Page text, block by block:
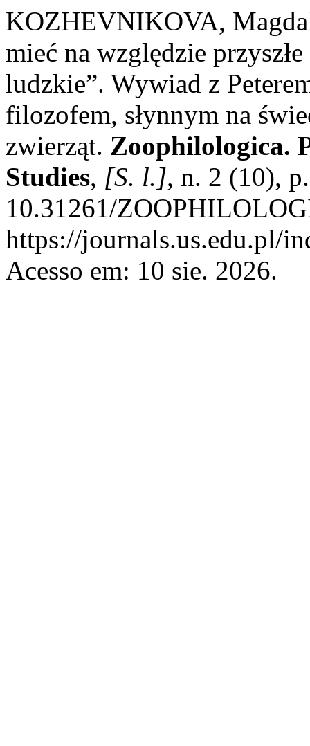
KOZHEVNIKOVA,
mieć na względzie
ludzkie”. Wywiad z
filozofem, słynnym na
zwierząt. Zoophilologica.
Studies, [S. l.], n. 2 (10),
10.31261/
https://journals.us.edu.pl/
Acesso em: 10 sie. 2026.